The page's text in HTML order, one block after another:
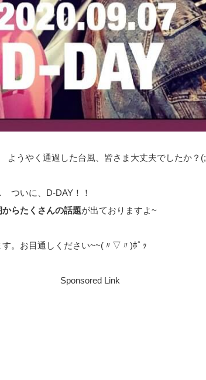
うやく通過した台風、皆さま大丈夫でしたか？
ついに、D-DAY！！
らたくさんの話題が出ておりますよ~
す。お目通しください~~(〃▽〃)ﾎﾟｯ
Sponsored Link